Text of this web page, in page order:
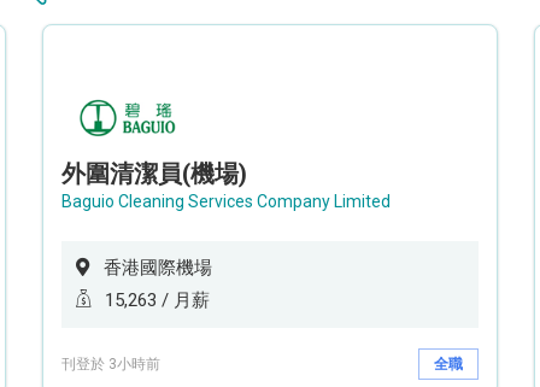
外圍清潔員(機場)
Baguio Cleaning Services Company Limited
香港國際機場
15,263 / 月薪
刊登於 3小時前 全職